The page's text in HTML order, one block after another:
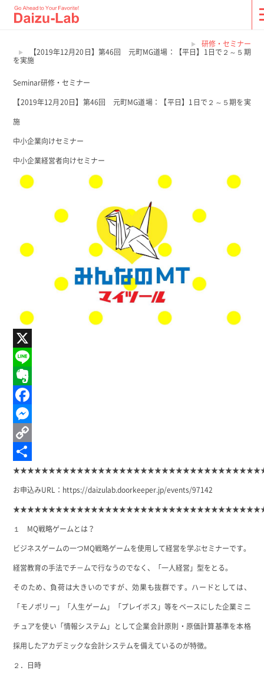
研修・セミナー
【2019年12月20日】第46回 元町MG道場：【平日】1日で２～５期
を実施
Seminar研修・セミナー
【2019年12月20日】第46回 元町MG道場：【平日】1日で２～５期を実
施
中小企業向けセミナー
中小企業経営者向けセミナー
X
Line
Evernote
Facebook
Messenger
Copy
Link
共
有
お申込みURL： https://daizulab.doorkeeper.jp/events/97142
１ MQ戦略ゲームとは？
ビジネスゲームの一つMQ戦略ゲームを使用して経営を学ぶセミナーです。
経営教育の手法でチ－ムで行なうのでなく、「一人経営」型をとる。
そのため、負荷は大きいのですが、効果も抜群です。ハードとしては、
「モノポリー」「人生ゲーム」「プレイボス」等をベースにした企業ミニ
チュアを使い「情報システム」として企業会計原則・原価計算基準を本格
採用したアカデミックな会計システムを備えているのが特徴。
２．日時